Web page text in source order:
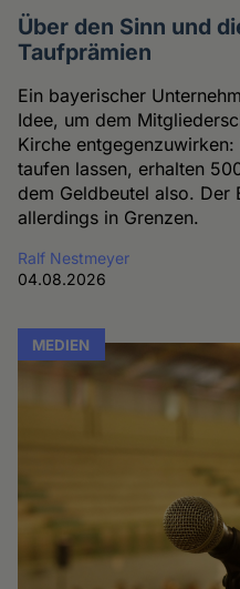
Über den Sinn und
Taufprämien
Ein bayerischer
Idee, um dem
Kirche
taufen lassen, erhalten
dem Geldbeutel also. Der
allerdings in Grenzen.
Ralf Nestmeyer
04.08.2026
MEDIEN